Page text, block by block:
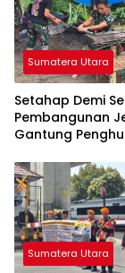
Sumatera Utara
Setahap Demi
Pembangunan
Gantung
Terwujud
Sumatera Utara